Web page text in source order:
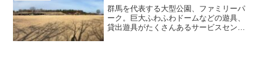
群馬を代表する大型公園、ファミリーパ
ーク。巨大ふわふわドームなどの遊具、
貸出遊具がたくさんあるサービスセンタ